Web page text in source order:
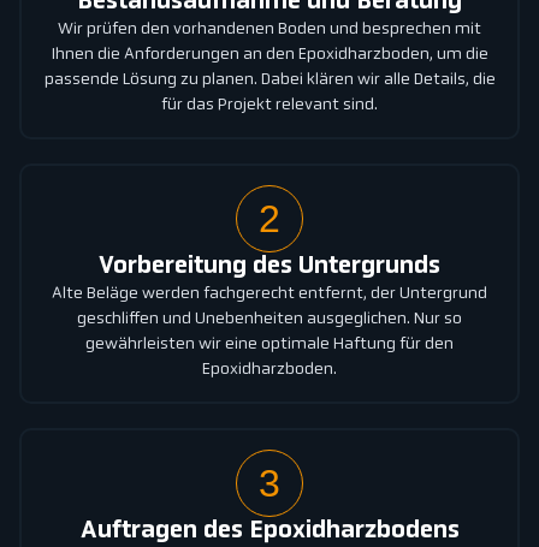
Wir prüfen den vorhandenen Boden und besprechen mit
Ihnen die Anforderungen an den Epoxidharzboden, um die
passende Lösung zu planen. Dabei klären wir alle Details, die
für das Projekt relevant sind.
2
Vorbereitung des Untergrunds
Alte Beläge werden fachgerecht entfernt, der Untergrund
geschliffen und Unebenheiten ausgeglichen. Nur so
gewährleisten wir eine optimale Haftung für den
Epoxidharzboden.
3
Auftragen des Epoxidharzbodens